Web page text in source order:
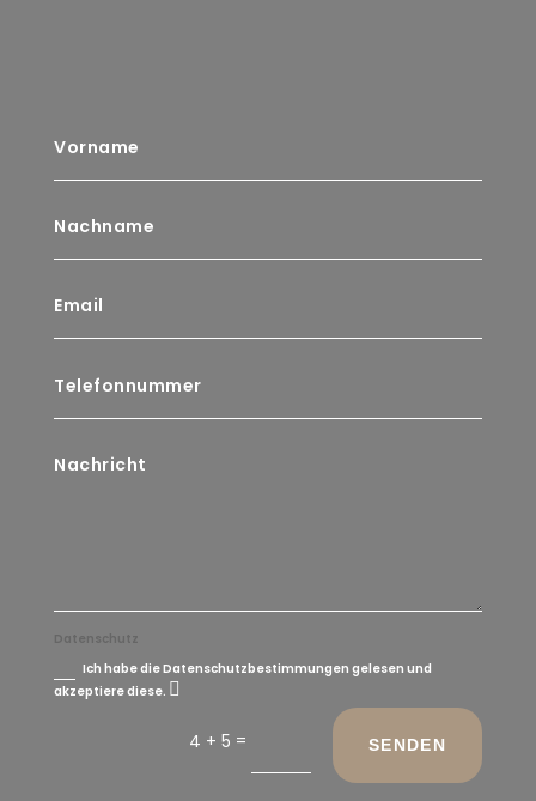
Datenschutz
Ich habe die Datenschutzbestimmungen gelesen und
akzeptiere diese.
4 + 5 = SENDEN